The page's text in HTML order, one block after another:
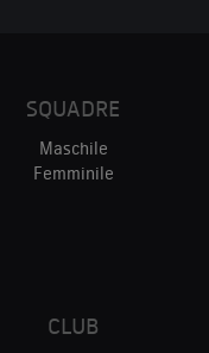
SQUADRE
Maschile
Femminile
CLUB